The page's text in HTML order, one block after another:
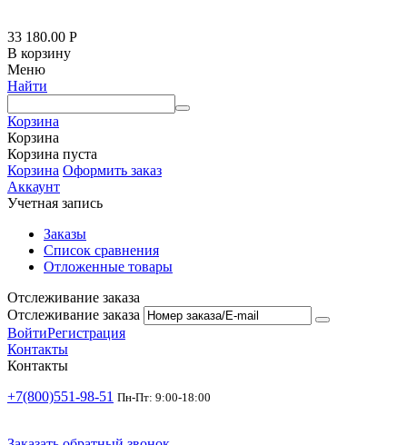
33 180.00 Р
В корзину
Меню
Найти
Корзина
Корзина
Корзина пуста
Корзина Оформить заказ
Аккаунт
Учетная запись
Заказы
Список сравнения
Отложенные товары
Отслеживание заказа
Отслеживание заказа
ВойтиРегистрация
Контакты
Контакты
+7(800)551-98-51 Пн-Пт: 9:00-18:00